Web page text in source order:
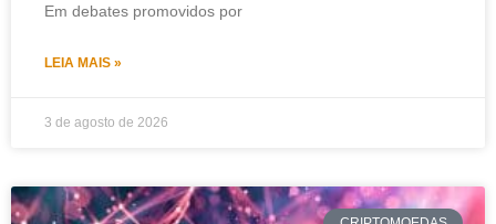
Em debates promovidos por
LEIA MAIS »
3 de agosto de 2026